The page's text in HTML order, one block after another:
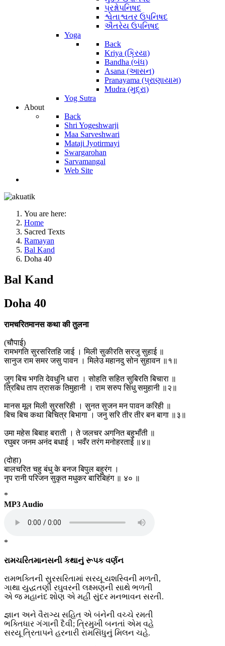
પ્રશ્નોપનિષદ
શ્વેતાશ્વતર ઉપનિષદ
ઐતરેય ઉપનિષદ
Yoga
Back
Kriya (ક્રિયા)
Bandha (બંધ)
Asana (આસન)
Pranayama (પ્રાણાયામ)
Mudra (મુદ્રા)
Yog Sutra
About
Back
Shri Yogeshwarji
Maa Sarveshwari
Mataji Jyotirmayi
Swargarohan
Sarvamangal
Web Site
You are here:
Home
Sacred Texts
Ramayan
Bal Kand
Doha 40
Bal Kand
Doha 40
रामचरितमानस कथा की तुलना
(चौपाई)
रामभगति सुरसरितहि जाई । मिली सुकीरति सरजु सुहाई ॥
सानुज राम समर जसु पावन । मिलेउ महानदु सोन सुहावन ॥१॥
जुग बिच भगति देवधुनि धारा । सोहति सहित सुबिरति बिचारा ॥
त्रिबिध ताप त्रासक तिमुहानी । राम सरुप सिंधु समुहानी ॥२॥
मानस मूल मिली सुरसरिही । सुनत सुजन मन पावन करिही ॥
बिच बिच कथा बिचित्र बिभागा । जनु सरि तीर तीर बन बागा ॥३॥
उमा महेस बिबाह बराती । ते जलचर अगनित बहुभाँती ॥
रघुबर जनम अनंद बधाई । भवँर तरंग मनोहरताई ॥४॥
(दोहा)
बालचरित चहु बंधु के बनज बिपुल बहुरंग ।
नृप रानी परिजन सुकृत मधुकर बारिबिहंग ॥ ४० ॥
*
MP3 Audio
*
રામચરિતમાનસની કથાનું રૂપક વર્ણન
રામભક્તિની સુરસરિતામાં સરયૂ યશસ્વિની મળતી,
ગાથા યુદ્ધતણી રઘુવરની લક્ષ્મણની સાથે ભળતી
એ જ મહાનંદ શોણ એ મહીં સુંદર મનભાવન સરતી.
જ્ઞાન અને વૈરાગ્ય સહિત એ બંનેની વચ્ચે રમતી
ભક્તિધાર ગંગાની દૈવી; ત્રિમુખી બનતાં એમ વહે
સરયૂ ત્રિતાપને હરનારી રામસિંધુનું મિલન ચહે.